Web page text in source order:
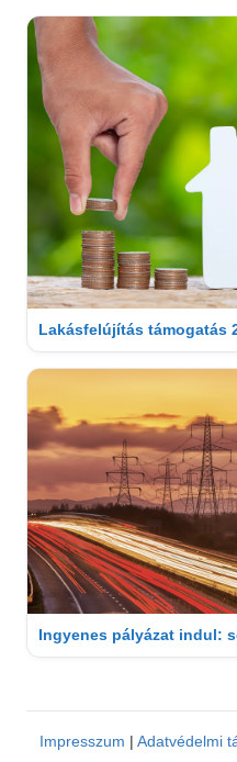
Lakásfelújítás támogatás
Ingyenes pályázat indul:
Impresszum | Adatvédelmi